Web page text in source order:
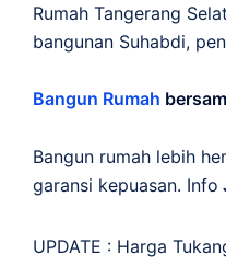
Rumah Tangerang
bangunan Suhabdi,
Bangun Rumah
Bangun rumah lebih
garansi kepuasan. Info
UPDATE : Harga